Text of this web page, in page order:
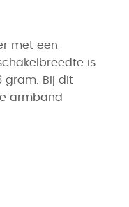
met een
is
gram. Bij dit
armband